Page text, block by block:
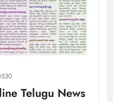
Telugu News